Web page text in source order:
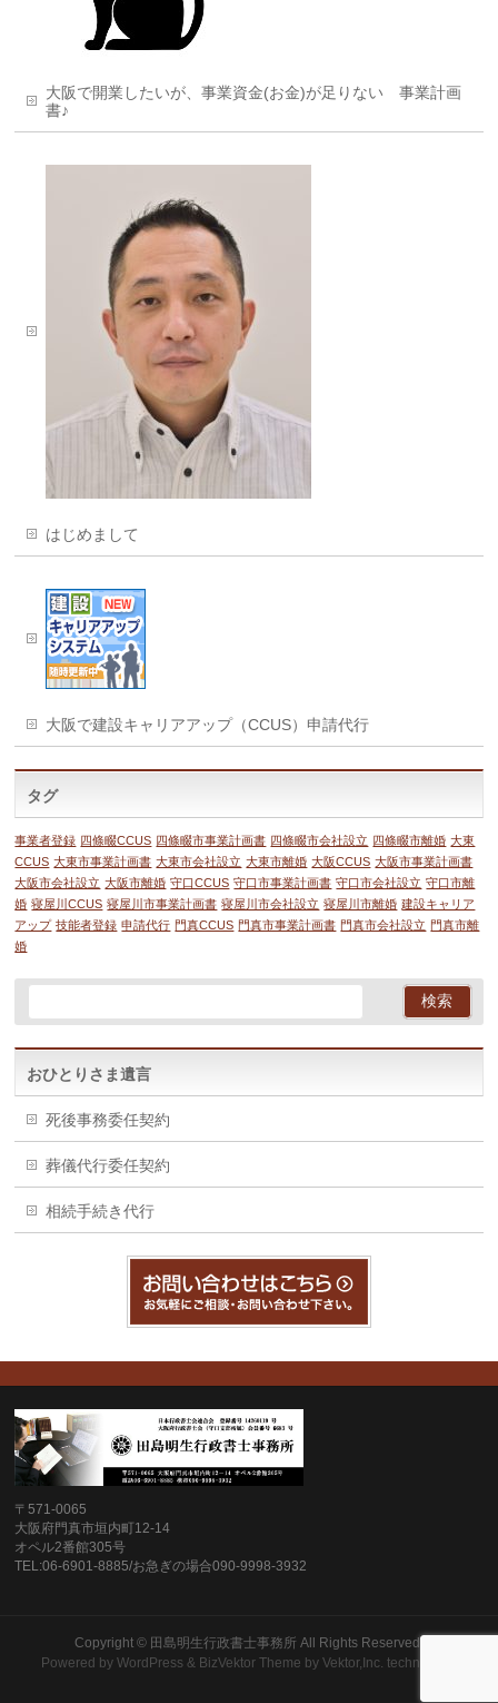
大阪で開業したいが、事業資金(お金)が足りない 事業計画
書♪
はじめまして
大阪で建設キャリアアップ（CCUS）申請代行
タグ
事業者登録 四條畷CCUS 四條畷市事業計画書 四條畷市会社設立 四條畷市離婚 大東
CCUS 大東市事業計画書 大東市会社設立 大東市離婚 大阪CCUS 大阪市事業計画書
大阪市会社設立 大阪市離婚 守口CCUS 守口市事業計画書 守口市会社設立 守口市離
婚 寝屋川CCUS 寝屋川市事業計画書 寝屋川市会社設立 寝屋川市離婚 建設キャリア
アップ 技能者登録 申請代行 門真CCUS 門真市事業計画書 門真市会社設立 門真市離
婚
おひとりさま遺言
死後事務委任契約
葬儀代行委任契約
相続手続き代行
〒571-0065
大阪府門真市垣内町12-14
オペル2番館305号
TEL:06-6901-8885/お急ぎの場合090-9998-3932
Copyright © 田島明生行政書士事務所All Rights Reserved.
Powered byWordPress & BizVektor Theme byVektor,Inc. technology.